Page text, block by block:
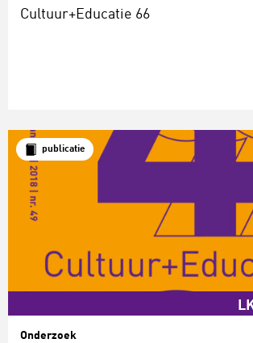
Cultuur+Educatie 66
publicatie
Onderzoek